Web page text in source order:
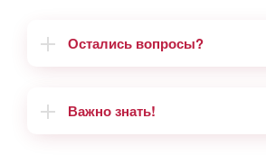
Остались вопросы?
Важно знать!